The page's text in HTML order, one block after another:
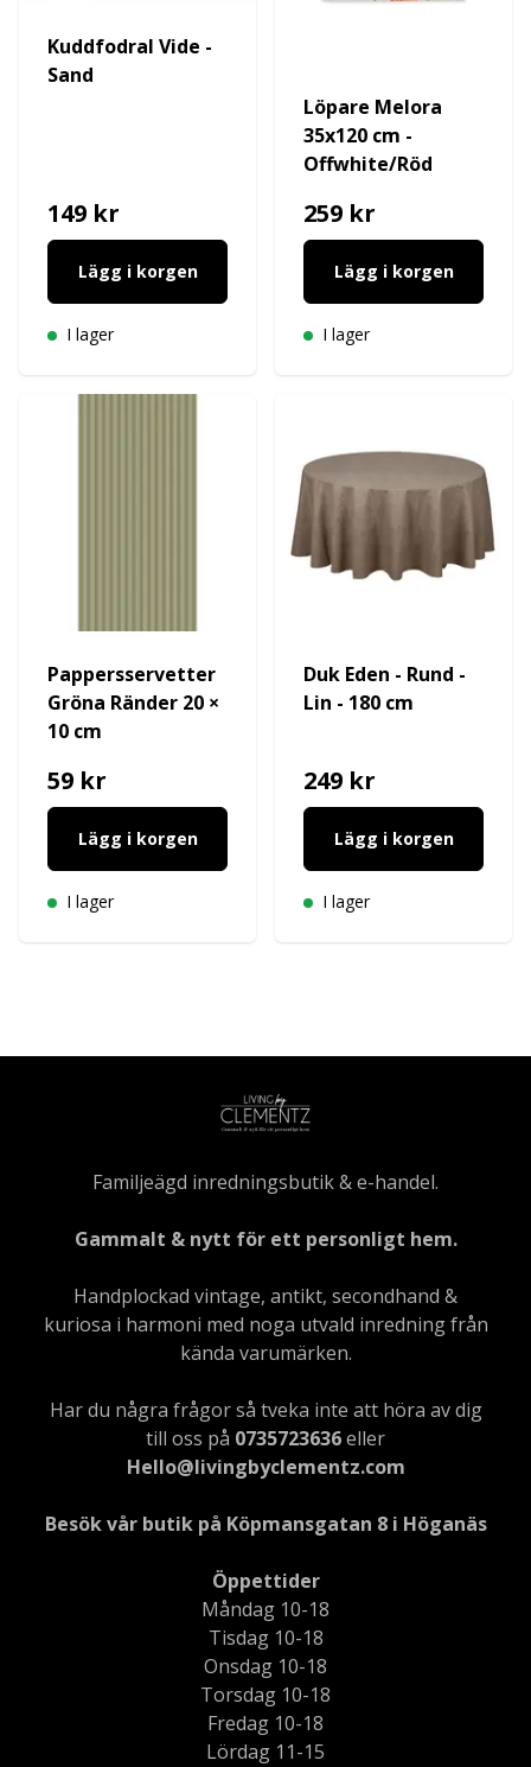
Kuddfodral Vide -
Sand
149 kr
Lägg i korgen
I lager
Löpare Melora
35x120 cm -
Offwhite/Röd
259 kr
Lägg i korgen
I lager
Pappersservetter
Gröna Ränder 20 ×
10 cm
59 kr
Lägg i korgen
I lager
Duk Eden - Rund -
Lin - 180 cm
249 kr
Lägg i korgen
I lager
Familjeägd inredningsbutik & e-handel.
Gammalt & nytt för ett personligt hem.
Handplockad vintage, antikt, secondhand &
kuriosa i harmoni med noga utvald inredning från
kända varumärken.
Har du några frågor så tveka inte att höra av dig
till oss på 0735723636eller
Hello@livingbyclementz.com
Besök vår butik på Köpmansgatan 8 i Höganäs
Öppettider
Måndag 10-18
Tisdag 10-18
Onsdag 10-18
Torsdag 10-18
Fredag 10-18
Lördag 11-15